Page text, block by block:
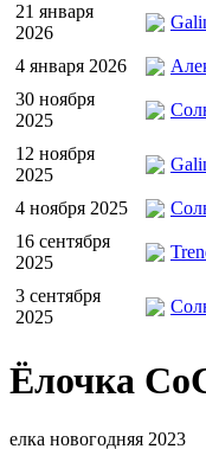
21 января
2026
4 января 2026
30 ноября
2025
12 ноября
2025
4 ноября 2025
16 сентября
2025
3 сентября
2025
Ёлочка
елка новогодняя 2023